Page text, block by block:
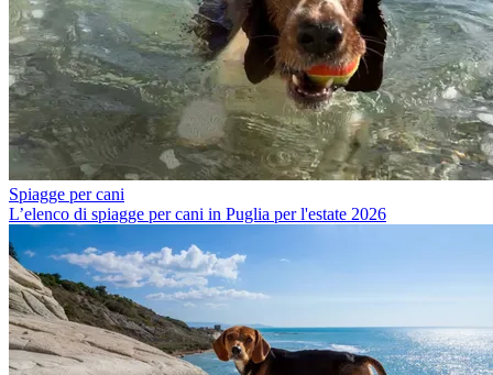
Spiagge per cani
L’elenco di spiagge per cani in Puglia per l'estate 2026